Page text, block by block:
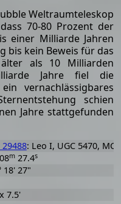
Weltraumteleskop
70-80 Prozent der
einer Milliarde Jahren
bis kein Beweis für das
als 10 Milliarden
Jahre fiel die
vernachlässigbares
schien
Jahre stattgefunden
29488: Leo I, UGC 5470,
08m27.4s
18' 27"
7.5'